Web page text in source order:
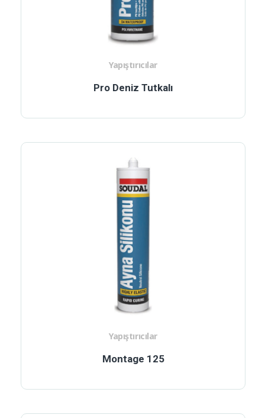
Pro Deniz Tutkalı
Yapıştırıcılar
Montage 125
Yapıştırıcılar